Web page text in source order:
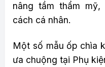
nâng tầm thẩm mỹ,
cách cá nhân.
Một số mẫu ốp chìa
ưa chuộng tại Phụ